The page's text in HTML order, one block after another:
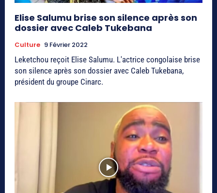
Elise Salumu brise son silence après son
dossier avec Caleb Tukebana
Culture 9 Février 2022
Leketchou reçoit Elise Salumu. L'actrice congolaise brise
son silence après son dossier avec Caleb Tukebana,
président du groupe Cinarc.